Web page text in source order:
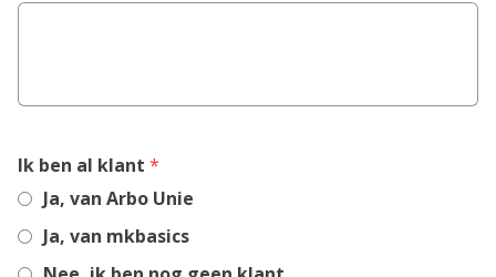
Ik ben al klant
required
*
Ja, van Arbo Unie
Ja, van mkbasics